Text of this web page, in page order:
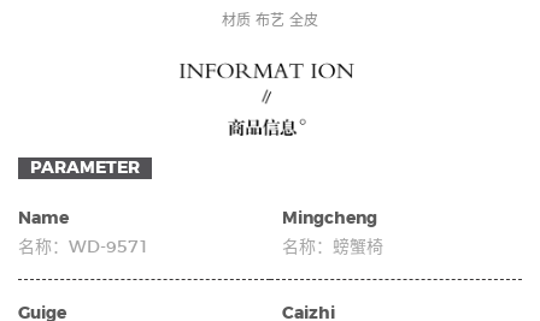
材质 布艺 全皮
PARAMETER
Name
名称： WD-9571
Mingcheng
名称： 螃蟹椅
Guige
Caizhi